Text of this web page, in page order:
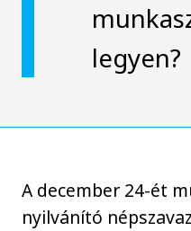
legyen?
A december 24-ét
nyilvánító